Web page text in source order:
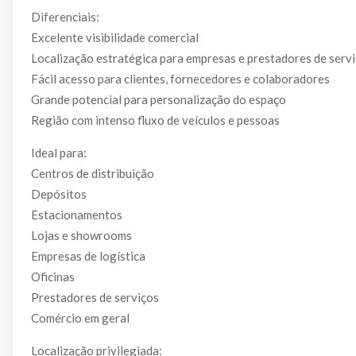
Diferenciais:
Excelente visibilidade comercial
Localização estratégica para empresas e prestadores de
Fácil acesso para clientes, fornecedores e colaboradores
Grande potencial para personalização do espaço
Região com intenso fluxo de veículos e pessoas
Ideal para:
Centros de distribuição
Depósitos
Estacionamentos
Lojas e showrooms
Empresas de logística
Oficinas
Prestadores de serviços
Comércio em geral
Localização privilegiada: